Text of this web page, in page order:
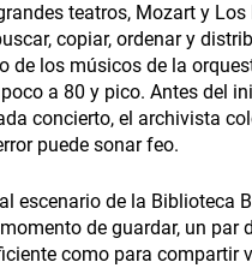
teatros, Mozart y Los
copiar, ordenar y
de los músicos de la
a 80 y pico. Antes del
concierto, el archivista
puede sonar feo.
escenario de la Biblioteca
de guardar, un par
como para compartir